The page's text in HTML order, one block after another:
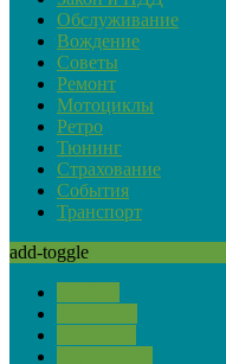
Обслуживание
Вождение
Советы
Ремонт
Мотоциклы
Ретро
Тюнинг
Страхование
События
Транспорт
add-toggle